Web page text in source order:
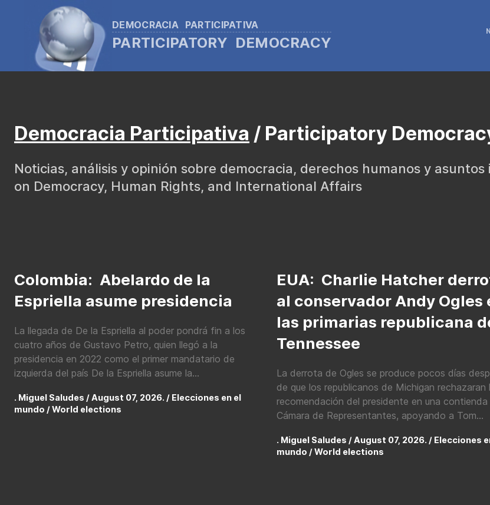
DEMOCRACIA PARTICIPATIVA
PARTICIPATORY DEMOCRACY
Democracia Participativa / Participatory
Noticias, análisis y opinión sobre democracia, derechos humanos y
on Democracy, Human Rights, and International Affairs
Colombia: Abelardo de la
Espriella asume presidencia
La llegada de De la Espriella al poder pondrá fin a los
cuatro años de Gustavo Petro, quien llegó a la
presidencia en 2022 como el primer mandatario de
izquierda del país De la Espriella asume la...
. Miguel Saludes / August 07, 2026. / Elecciones en el
mundo / World elections
EUA: Charlie Hatcher
al conservador Andy Ogles
las primarias republicana
Tennessee
La derrota de Ogles se produce pocos días
de que los republicanos de Michigan rechazaran
recomendación del presidente en una contienda
Cámara de Representantes, apoyando a Tom...
. Miguel Saludes / August 07, 2026. / Elecciones
mundo / World elections